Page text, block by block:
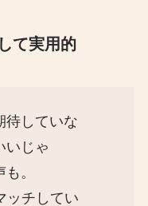
て実用的
待していな
いじゃ
。
ッチしてい